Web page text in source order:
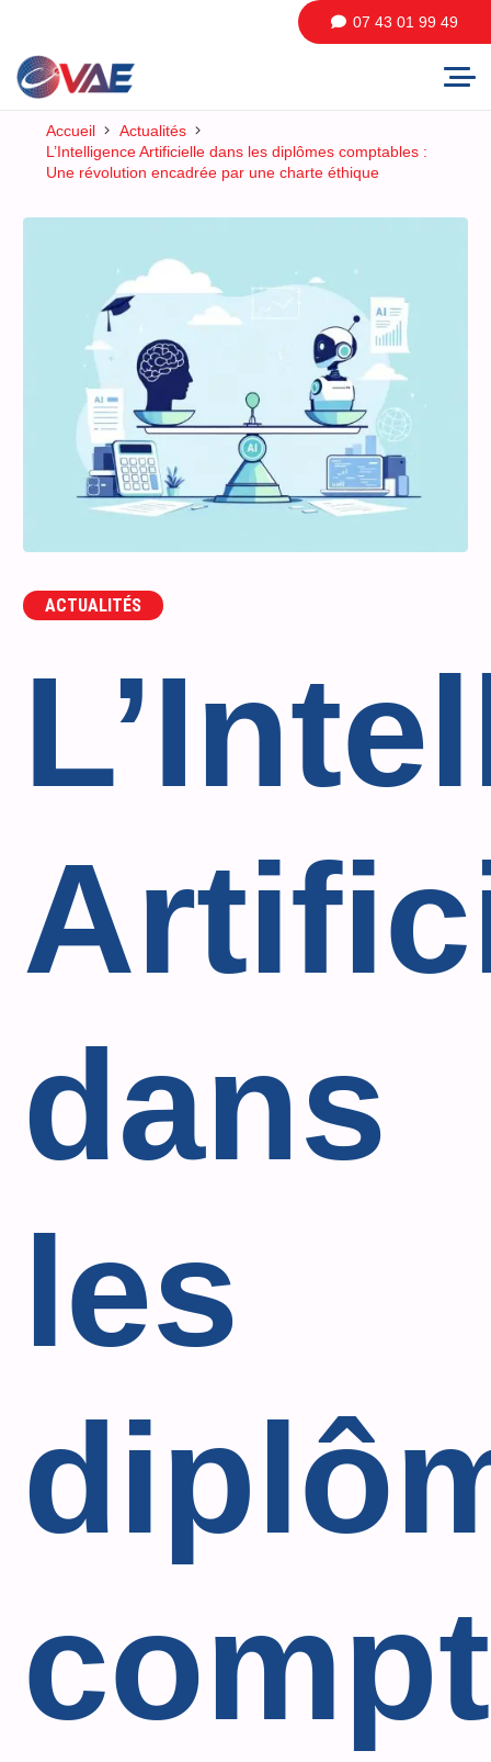
07 43 01 99 49
Accueil
Actualités
L’Intelligence Artificielle dans les diplômes comptables :
Une révolution encadrée par une charte éthique
ACTUALITÉS
dans
les